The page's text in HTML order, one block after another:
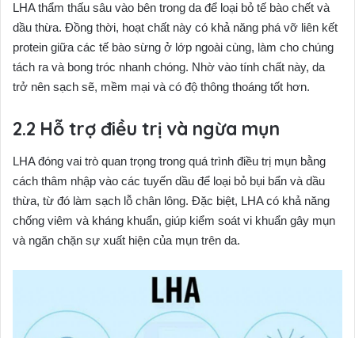
LHA thẩm thấu sâu vào bên trong da để loại bỏ tế bào chết và
dầu thừa. Đồng thời, hoạt chất này có khả năng phá vỡ liên kết
protein giữa các tế bào sừng ở lớp ngoài cùng, làm cho chúng
tách ra và bong tróc nhanh chóng. Nhờ vào tính chất này, da
trở nên sạch sẽ, mềm mại và có độ thông thoáng tốt hơn.
Hỗ trợ điều trị và ngừa mụn
LHA đóng vai trò quan trọng trong quá trình điều trị mụn bằng
cách thâm nhập vào các tuyến dầu để loại bỏ bụi bẩn và dầu
thừa, từ đó làm sạch lỗ chân lông. Đặc biệt, LHA có khả năng
chống viêm và kháng khuẩn, giúp kiểm soát vi khuẩn gây mụn
và ngăn chặn sự xuất hiện của mụn trên da.